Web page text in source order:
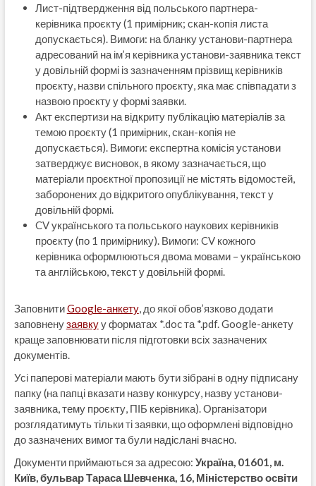
Лист-підтвердження від польського партнера-
керівника проєкту (1 примірник; скан-копія листа
допускається). Вимоги: на бланку установи-партнера
адресований на ім’я керівника установи-заявника текст
у довільній формі із зазначенням прізвищ керівників
проєкту, назви спільного проєкту, яка має співпадати з
назвою проєкту у формі заявки.
Акт експертизи на відкриту публікацію матеріалів за
темою проєкту (1 примірник, скан-копія не
допускається). Вимоги: експертна комісія установи
затверджує висновок, в якому зазначається, що
матеріали проєктної пропозиції не містять відомостей,
заборонених до відкритого опублікування, текст у
довільній формі.
CV українського та польського наукових керівників
проєкту (по 1 примірнику). Вимоги: CV кожного
керівника оформлюються двома мовами – українською
та англійською, текст у довільній формі.
ЗаповнитиGoogle-анкету, до якої обов’язково додати
заповненузаявкуу форматах *.doc та *.pdf. Google-анкету
краще заповнювати після підготовки всіх зазначених
документів.
Усі паперові матеріали мають бути зібрані в одну підписану
папку (на папці вказати назву конкурсу, назву установи-
заявника, тему проєкту, ПІБ керівника). Організатори
розглядатимуть тільки ті заявки, що оформлені відповідно
до зазначених вимог та були надіслані вчасно.
Документи приймаються за адресою: Україна, 01601, м.
Київ, бульвар Тараса Шевченка, 16, Міністерство освіти